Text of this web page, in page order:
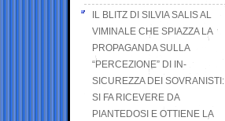
IL BLITZ DI SILVIA SALIS AL
VIMINALE CHE SPIAZZA LA
PROPAGANDA SULLA
“PERCEZIONE” DI IN-
SICUREZZA DEI SOVRANISTI:
SI FA RICEVERE DA
PIANTEDOSI E OTTIENE LA